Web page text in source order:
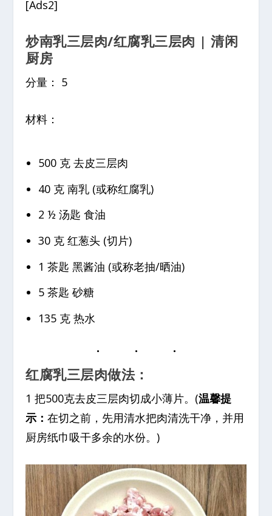
[Ads2]
炒南乳三层肉/红腐乳三层肉 | 清闲
厨房
分量： 5
材料：
500 克 去皮三层肉
40 克 南乳 (或称红腐乳)
2 ½ 汤匙 食油
30 克 红葱头 (切片)
1 茶匙 黑酱油 (或称老抽/晒油)
5 茶匙 砂糖
135 克 热水
红腐乳三层肉做法：
1 把500克去皮三层肉切成小薄片。(温馨提
示：在切之前，先用清水把肉清洗干净，并用
厨房纸巾吸干多余的水份。)